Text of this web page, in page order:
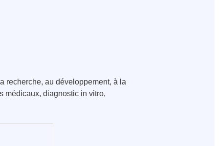
recherche, au développement, à la
médicaux, diagnostic in vitro,